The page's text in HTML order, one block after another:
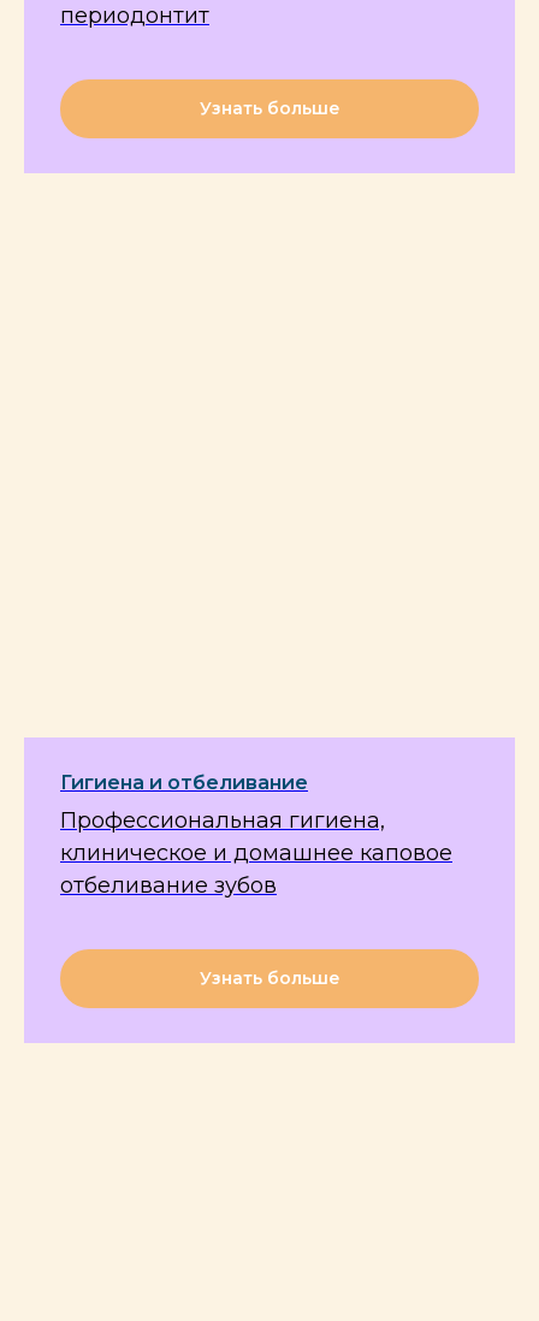
периодонтит
Узнать больше
Гигиена и отбеливание
Профессиональная гигиена,
клиническое и домашнее каповое
отбеливание зубов
Узнать больше